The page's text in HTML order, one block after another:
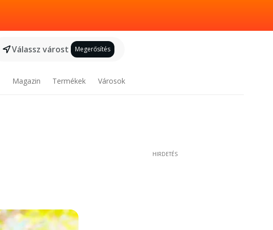
Válassz várost Megerősítés
Magazin Termékek Városok
HIRDETÉS